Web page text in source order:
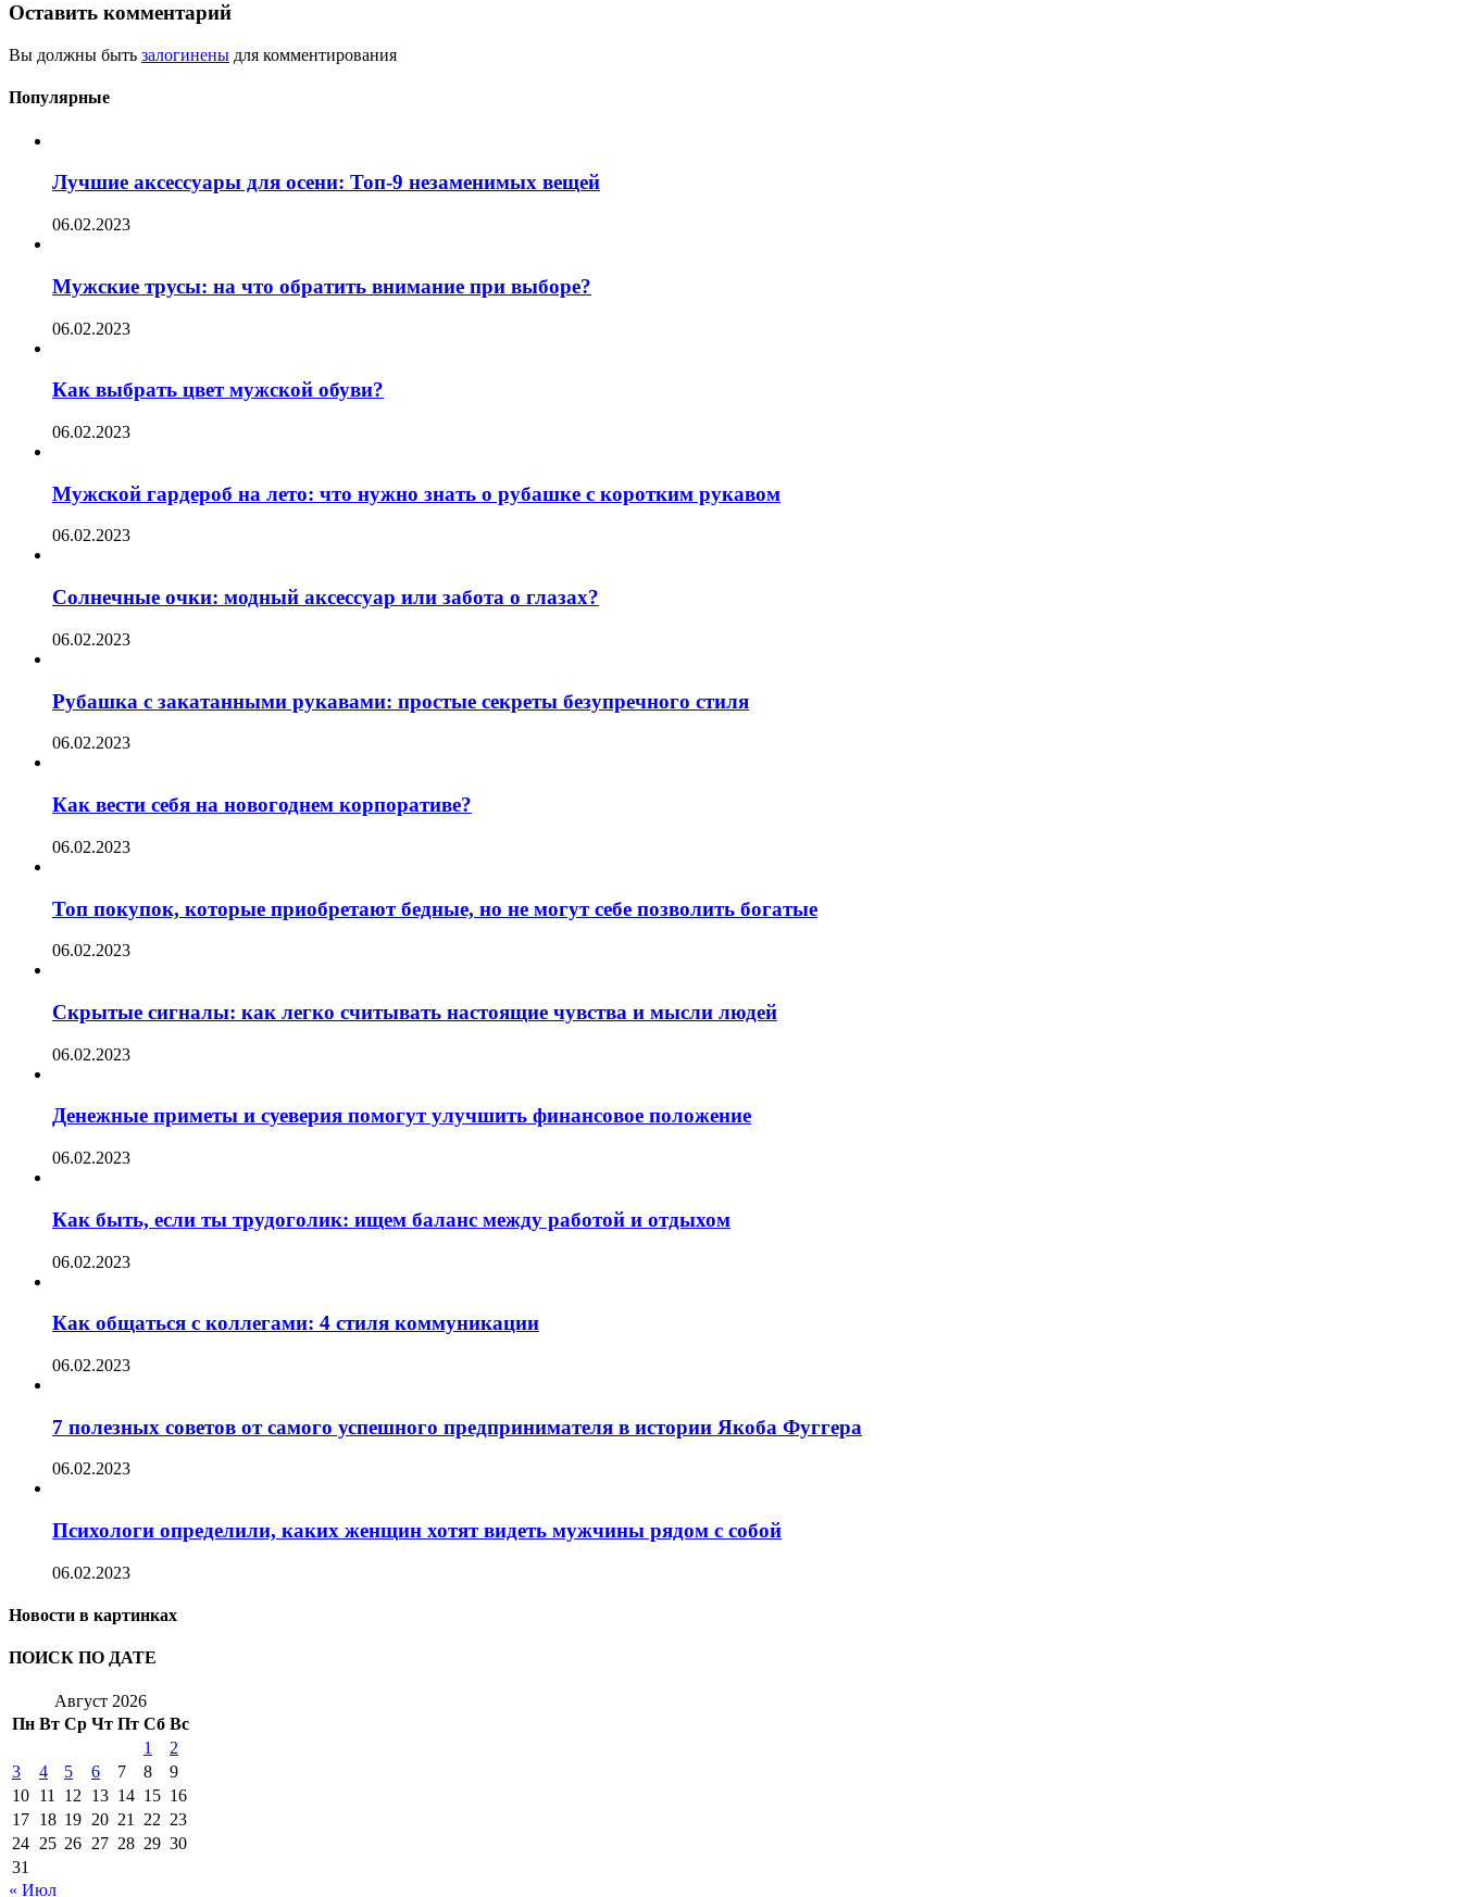
Оставить комментарий
Вы должны быть залогинены для комментирования
Популярные
Лучшие аксессуары для осени: Топ-9 незаменимых вещей
06.02.2023
Мужские трусы: на что обратить внимание при выборе?
06.02.2023
Как выбрать цвет мужской обуви?
06.02.2023
Мужской гардероб на лето: что нужно знать о рубашке с коротким рукавом
06.02.2023
Солнечные очки: модный аксессуар или забота о глазах?
06.02.2023
Рубашка с закатанными рукавами: простые секреты безупречного стиля
06.02.2023
Как вести себя на новогоднем корпоративе?
06.02.2023
Топ покупок, которые приобретают бедные, но не могут себе позволить богатые
06.02.2023
Скрытые сигналы: как легко считывать настоящие чувства и мысли людей
06.02.2023
Денежные приметы и суеверия помогут улучшить финансовое положение
06.02.2023
Как быть, если ты трудоголик: ищем баланс между работой и отдыхом
06.02.2023
Как общаться с коллегами: 4 стиля коммуникации
06.02.2023
7 полезных советов от самого успешного предпринимателя в истории Якоба Фуггера
06.02.2023
Психологи определили, каких женщин хотят видеть мужчины рядом с собой
06.02.2023
Новости в картинках
ПОИСК ПО ДАТЕ
Август 2026
Пн Вт Ср Чт Пт Сб Вс
1
2
3
4 5 6 7 8
9
10 11 12 13 14 15 16
17 18 19 20 21 22 23
24 25 26 27 28 29 30
31
« Июл